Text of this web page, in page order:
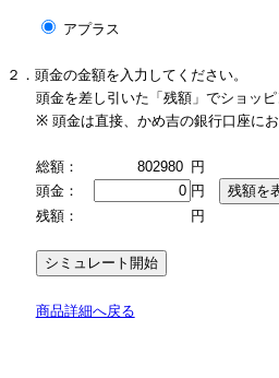
アプラス
２．頭金の金額を入力してください。
頭金を差し引いた「残額」でショッ
※ 頭金は直接、かめ吉の銀行口座に
総額： 802980 円
頭金：
円
残額：
円
商品詳細へ戻る